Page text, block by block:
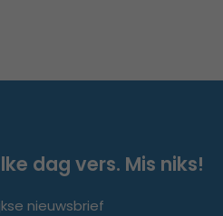
dag vers. Mis niks!
nieuwsbrief